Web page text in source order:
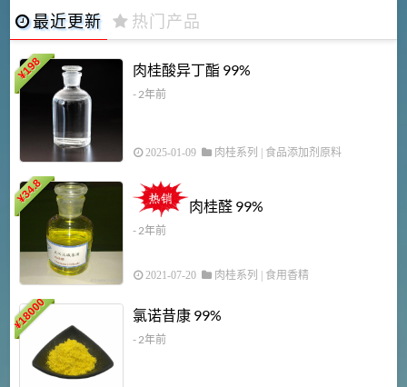
最近更新 热门产品
¥
198 肉桂酸异丁酯 99%
- 2年前
2025-01-09 肉桂系列 食品添加剂原料
¥
34.8
肉桂醛 99%
- 2年前
2021-07-20 肉桂系列 食用香精
¥
18000 氯诺昔康 99%
- 2年前